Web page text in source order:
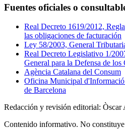
Fuentes oficiales o
Real Decreto 1619/2012,
las obligaciones de facturación
Ley 58/2003, General
Real Decreto Legislativo 1/
General para la Defensa de
Agència Catalana del Consum
Oficina Municipal d'Informació
de Barcelona
Redacción y revisión editorial: Òscar
Contenido informativo. No constituye